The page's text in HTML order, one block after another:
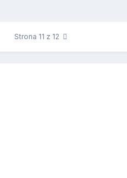
Strona 11 z 12